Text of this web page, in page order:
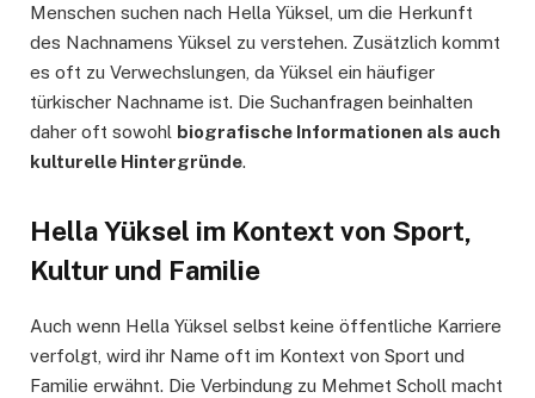
Menschen suchen nach Hella Yüksel, um die Herkunft
des Nachnamens Yüksel zu verstehen. Zusätzlich kommt
es oft zu Verwechslungen, da Yüksel ein häufiger
türkischer Nachname ist. Die Suchanfragen beinhalten
daher oft sowohl biografische Informationen als auch
kulturelle Hintergründe.
Hella Yüksel im Kontext von Sport,
Kultur und Familie
Auch wenn Hella Yüksel selbst keine öffentliche Karriere
verfolgt, wird ihr Name oft im Kontext von Sport und
Familie erwähnt. Die Verbindung zu Mehmet Scholl macht